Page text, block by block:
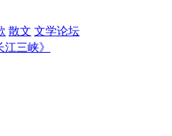
散文 文学论坛
三峡》